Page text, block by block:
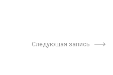
Следующая запись